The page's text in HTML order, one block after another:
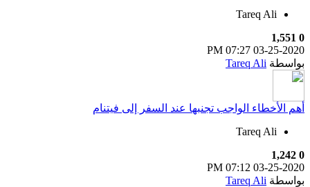
Tareq Ali
0
1,551
03-25-2020
07:27 PM
بواسطة Tareq Ali
أهم الأخطاء الواجب تجنبها عند السفر إلى فيتنام
Tareq Ali
0
1,242
03-25-2020
07:12 PM
بواسطة Tareq Ali